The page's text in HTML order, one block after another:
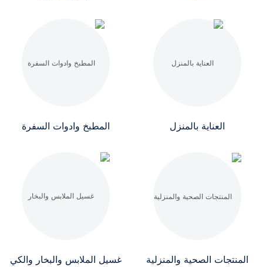
العناية بالمنزل المطبخ وادوات السفرة
المنتجات الصحية والمنزلية غسيل الملابس والبخار والكي